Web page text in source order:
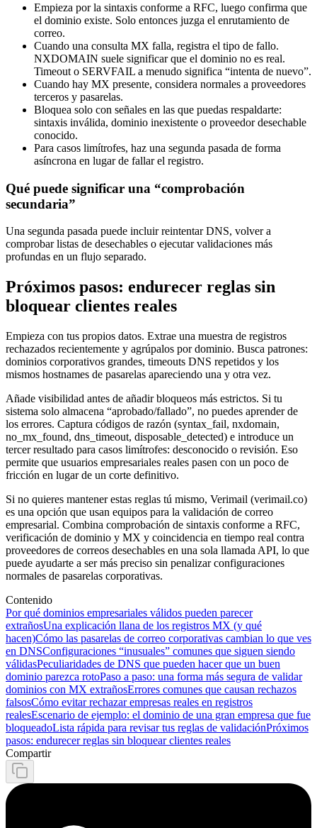
Empieza por la sintaxis conforme a RFC, luego confirma que
el dominio existe. Solo entonces juzga el enrutamiento de
correo.
Cuando una consulta MX falla, registra el tipo de fallo.
NXDOMAIN suele significar que el dominio no es real.
Timeout o SERVFAIL a menudo significa “intenta de nuevo”.
Cuando hay MX presente, considera normales a proveedores
terceros y pasarelas.
Bloquea solo con señales en las que puedas respaldarte:
sintaxis inválida, dominio inexistente o proveedor desechable
conocido.
Para casos limítrofes, haz una segunda pasada de forma
asíncrona en lugar de fallar el registro.
Qué puede significar una “comprobación
secundaria”
Una segunda pasada puede incluir reintentar DNS, volver a
comprobar listas de desechables o ejecutar validaciones más
profundas en un flujo separado.
Próximos pasos: endurecer reglas sin
bloquear clientes reales
Empieza con tus propios datos. Extrae una muestra de registros
rechazados recientemente y agrúpalos por dominio. Busca patrones:
dominios corporativos grandes, timeouts DNS repetidos y los
mismos hostnames de pasarelas apareciendo una y otra vez.
Añade visibilidad antes de añadir bloqueos más estrictos. Si tu
sistema solo almacena “aprobado/fallado”, no puedes aprender de
los errores. Captura códigos de razón (syntax_fail, nxdomain,
no_mx_found, dns_timeout, disposable_detected) e introduce un
tercer resultado para casos limítrofes: desconocido o revisión. Eso
permite que usuarios empresariales reales pasen con un poco de
fricción en lugar de un corte definitivo.
Si no quieres mantener estas reglas tú mismo, Verimail (verimail.co)
es una opción que usan equipos para la validación de correo
empresarial. Combina comprobación de sintaxis conforme a RFC,
verificación de dominio y MX y coincidencia en tiempo real contra
proveedores de correos desechables en una sola llamada API, lo que
puede ayudarte a ser más preciso sin penalizar configuraciones
normales de pasarelas corporativas.
Contenido
Por qué dominios empresariales válidos pueden parecer
extrañosUna explicación llana de los registros MX (y qué
hacen)Cómo las pasarelas de correo corporativas cambian lo que ves
en DNSConfiguraciones “inusuales” comunes que siguen siendo
válidasPeculiaridades de DNS que pueden hacer que un buen
dominio parezca rotoPaso a paso: una forma más segura de validar
dominios con MX extrañosErrores comunes que causan rechazos
falsosCómo evitar rechazar empresas reales en registros
realesEscenario de ejemplo: el dominio de una gran empresa que fue
bloqueadoLista rápida para revisar tus reglas de validaciónPróximos
pasos: endurecer reglas sin bloquear clientes reales
Compartir